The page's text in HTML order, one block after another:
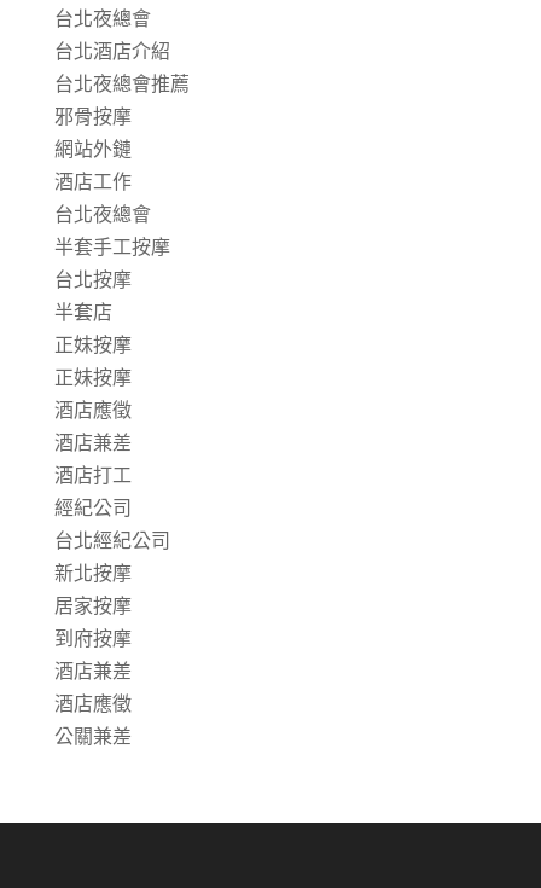
台北夜總會
台北酒店介紹
台北夜總會推薦
邪骨按摩
網站外鏈
酒店工作
台北夜總會
半套手工按摩
台北按摩
半套店
正妹按摩
正妹按摩
酒店應徵
酒店兼差
酒店打工
經紀公司
台北經紀公司
新北按摩
居家按摩
到府按摩
酒店兼差
酒店應徵
公關兼差